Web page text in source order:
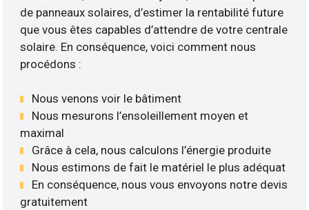
de panneaux solaires, d’estimer la rentabilité future
que vous êtes capables d’attendre de votre centrale
solaire. En conséquence, voici comment nous
procédons :
Nous venons voir le bâtiment
Nous mesurons l’ensoleillement moyen et
maximal
Grâce à cela, nous calculons l’énergie produite
Nous estimons de fait le matériel le plus adéquat
En conséquence, nous vous envoyons notre devis
gratuitement